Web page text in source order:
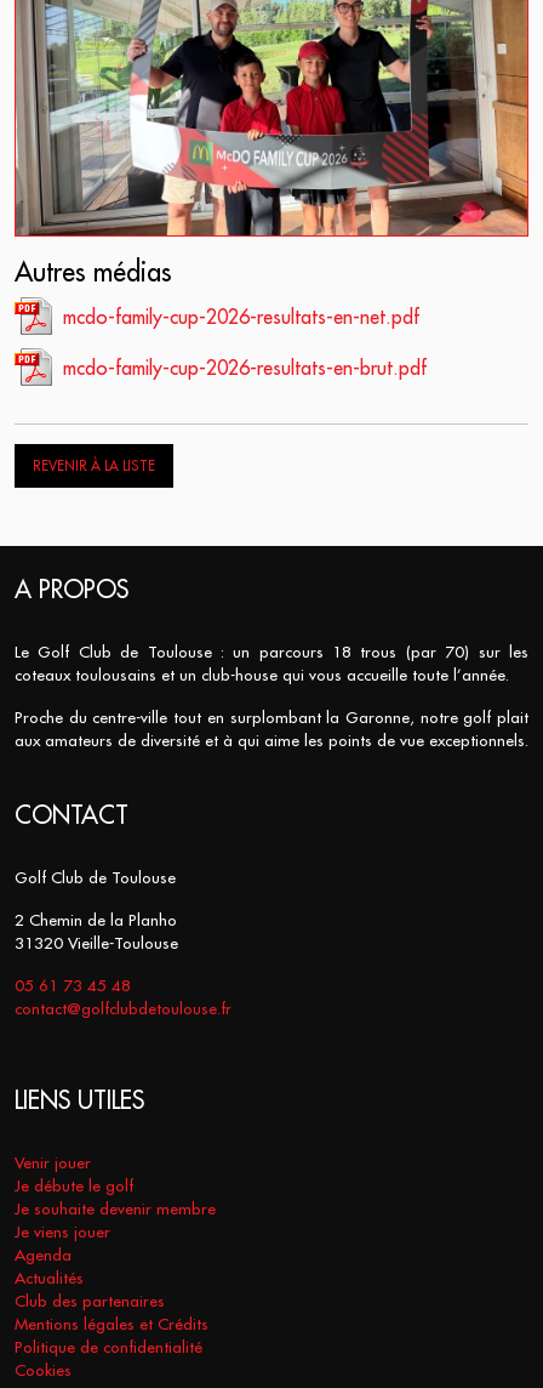
Autres médias
mcdo-family-cup-2026-resultats-en-net.pdf
mcdo-family-cup-2026-resultats-en-brut.pdf
REVENIR À LA LISTE
A PROPOS
Le Golf Club de Toulouse : un parcours 18 trous (par 70) sur les
coteaux toulousains et un club-house qui vous accueille toute l’année.
Proche du centre-ville tout en surplombant la Garonne, notre golf plait
aux amateurs de diversité et à qui aime les points de vue exceptionnels.
CONTACT
Golf Club de Toulouse
2 Chemin de la Planho
31320 Vieille-Toulouse
05 61 73 45 48
contact@golfclubdetoulouse.fr
LIENS UTILES
Venir jouer
Je débute le golf
Je souhaite devenir membre
Je viens jouer
Agenda
Actualités
Club des partenaires
Mentions légales et Crédits
Politique de confidentialité
Cookies